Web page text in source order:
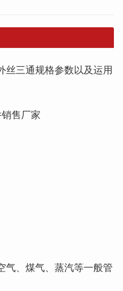
丝三通规格参数以及运用
气、煤气、蒸汽等一般管